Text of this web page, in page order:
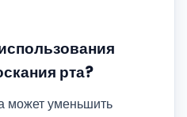
рта?
может уменьшить